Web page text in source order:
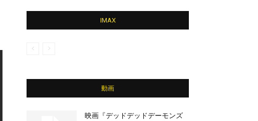
IMAX
動画
映画『デッドデッドデーモンズ